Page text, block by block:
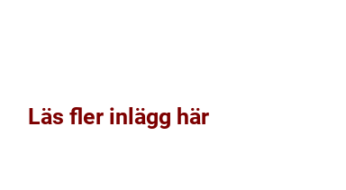
Läs fler inlägg här